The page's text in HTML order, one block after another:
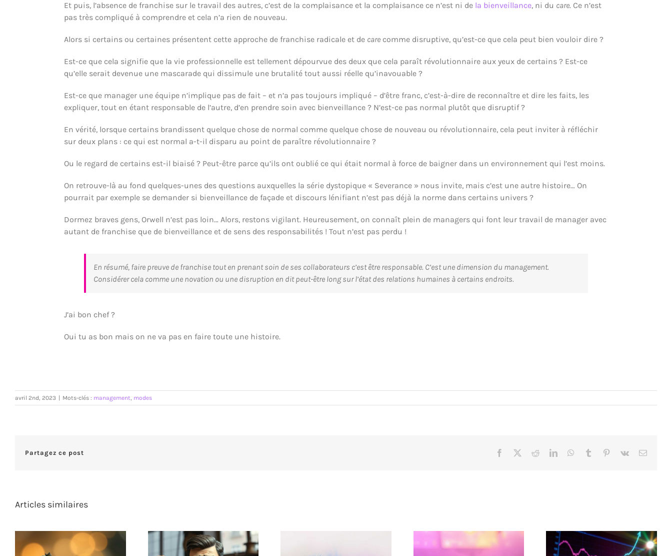
Et puis, l’absence de franchise sur le travail des autres, c’est de la complaisance et la complaisance ce n’est ni de la bienveillance, ni du care. Ce n’est
pas très compliqué à comprendre et cela n’a rien de nouveau.
Alors si certains ou certaines présentent cette approche de franchise radicale et de care comme disruptive, qu’est-ce que cela peut bien vouloir dire ?
Est-ce que cela signifie que la vie professionnelle est tellement dépourvue des deux que cela paraît révolutionnaire aux yeux de certains ? Est-ce
qu’elle serait devenue une mascarade qui dissimule une brutalité tout aussi réelle qu’inavouable ?
Est-ce que manager une équipe n’implique pas de fait – et n’a pas toujours impliqué – d’être franc, c’est-à-dire de reconnaître et dire les faits, les
expliquer, tout en étant responsable de l’autre, d’en prendre soin avec bienveillance ? N’est-ce pas normal plutôt que disruptif ?
En vérité, lorsque certains brandissent quelque chose de normal comme quelque chose de nouveau ou révolutionnaire, cela peut inviter à réfléchir
sur deux plans : ce qui est normal a-t-il disparu au point de paraître révolutionnaire ?
Ou le regard de certains est-il biaisé ? Peut-être parce qu’ils ont oublié ce qui était normal à force de baigner dans un environnement qui l’est moins.
On retrouve-là au fond quelques-unes des questions auxquelles la série dystopique « Severance » nous invite, mais c’est une autre histoire… On
pourrait par exemple se demander si bienveillance de façade et discours lénifiant n’est pas déjà la norme dans certains univers ?
Dormez braves gens, Orwell n’est pas loin… Alors, restons vigilant. Heureusement, on connaît plein de managers qui font leur travail de manager avec
autant de franchise que de bienveillance et de sens des responsabilités ! Tout n’est pas perdu !
En résumé, faire preuve de franchise tout en prenant soin de ses collaborateurs c’est être responsable. C’est une dimension du management.
Considérer cela comme une novation ou une disruption en dit peut-être long sur l’état des relations humaines à certains endroits.
J’ai bon chef ?
Oui tu as bon mais on ne va pas en faire toute une histoire.
avril 2nd, 2023 | Mots-clés : management modes
Partagez ce post Facebook RedditLinkedInWhatsApp
Tumblr Pinterest
Vk Email
Articles similaires